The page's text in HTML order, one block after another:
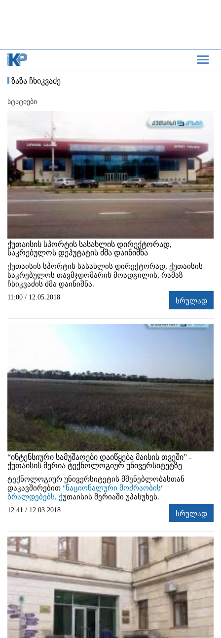
ზაზა ჩხიკვაძე
სტატიები
ქუთაისის სპორტის სასახლის დირექტორად,
საკრებულოს დეპუტატის ძმა დაინიშნა
ქუთაისის სპორტის სასახლის დირექტორად, ქუთაისის
საკრებულოს თავმჯდომარის მოადგილის, რამაზ
ჩხიკვაძის ძმა დაინიშნა.
11:00 / 12.05.2018 სრულად
“ინტენსიური სამუშაოები დაიწყება მაისის თვეში” -
ქუთაისის მერია ტექნოლოგიურ უნივერსიტეტზე
ტექნოლოგიურ უნივერსიტეტის მშენებლობასთან
დაკავშირებით "ნაციონალური მოძრაობის"
ბრალდებებს, ქუთაისის მერიაში უპასუხეს.
12:41 / 12.03.2018 სრულად